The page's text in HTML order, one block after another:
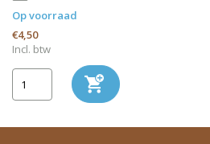
Op voorraad
€4,50
Incl. btw